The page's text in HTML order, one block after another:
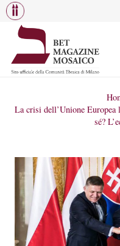
La crisi dell’Unione Europea
sé?